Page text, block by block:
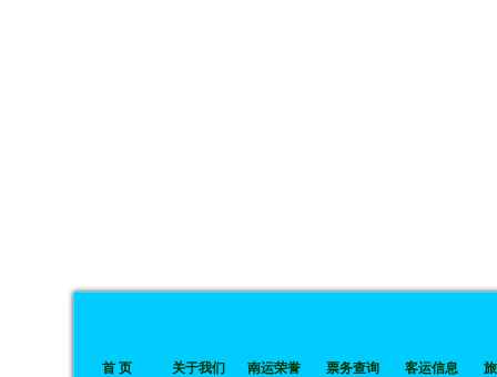
首 页 关于我们 南运荣誉 票务查询 客运信息